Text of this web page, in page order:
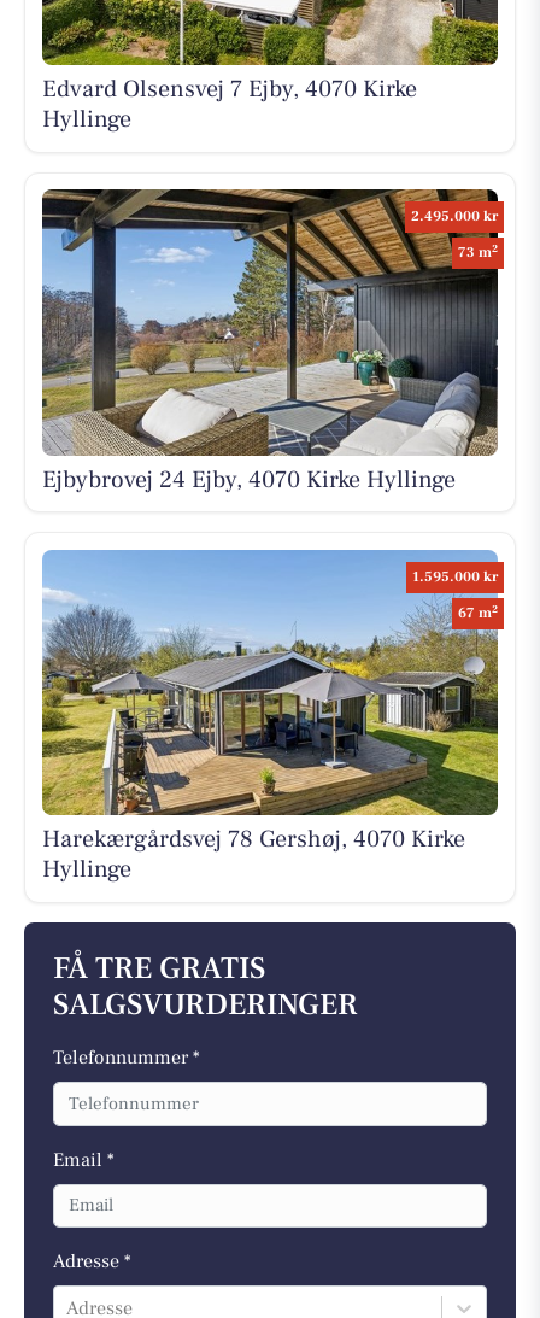
Edvard Olsensvej 7 Ejby, 4070 Kirke
Hyllinge
2.495.000 kr
73 m2
Ejbybrovej 24 Ejby, 4070 Kirke Hyllinge
1.595.000 kr
67 m2
Harekærgårdsvej 78 Gershøj, 4070 Kirke
Hyllinge
FÅ TRE GRATIS
SALGSVURDERINGER
Telefonnummer *
Email *
Adresse *
Adresse